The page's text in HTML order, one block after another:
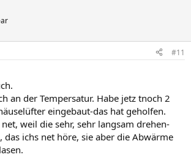
#11
an der Tempersatur. Habe jetz tnoch 2
eingebaut-das hat geholfen.
weil die sehr, sehr langsam drehen-
das ichs net höre, sie aber die Abwärme